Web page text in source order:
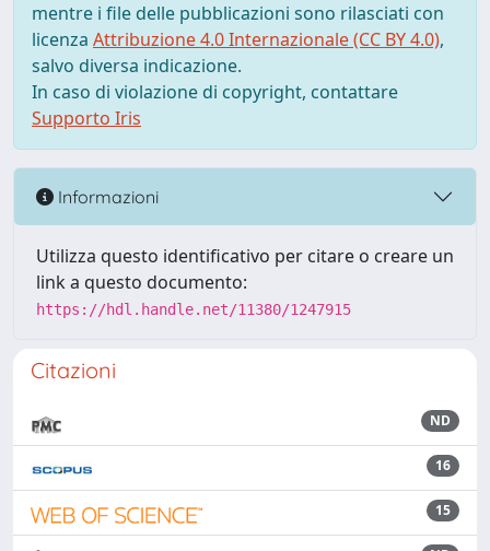
mentre i file delle pubblicazioni sono rilasciati con
licenza Attribuzione 4.0 Internazionale (CC BY 4.0),
salvo diversa indicazione.
In caso di violazione di copyright, contattare
Supporto Iris
Informazioni
Utilizza questo identificativo per citare o creare un
link a questo documento:
https://hdl.handle.net/11380/1247915
Citazioni
ND
16
15